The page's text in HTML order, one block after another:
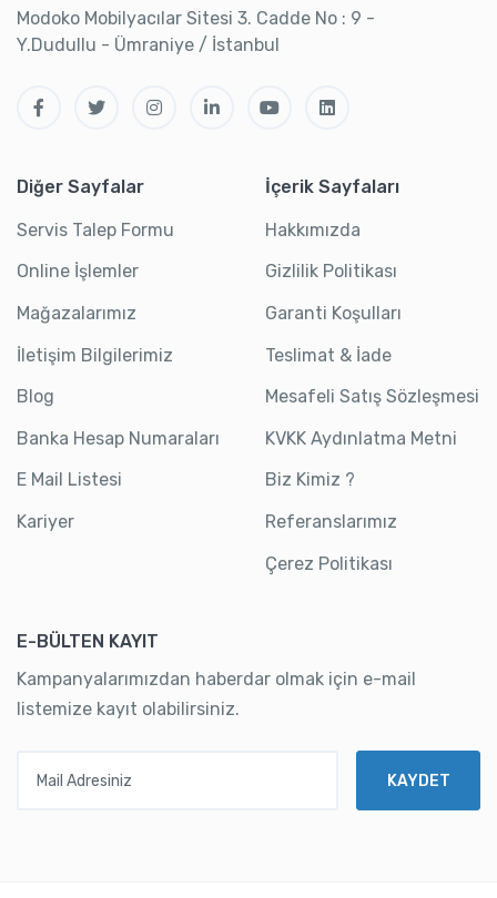
Modoko Mobilyacılar Sitesi 3. Cadde No : 9 -
Y.Dudullu - Ümraniye / İstanbul
Diğer Sayfalar
Servis Talep Formu
Online İşlemler
Mağazalarımız
İletişim Bilgilerimiz
Blog
Banka Hesap Numaraları
E Mail Listesi
Kariyer
İçerik Sayfaları
Hakkımızda
Gizlilik Politikası
Garanti Koşulları
Teslimat & İade
Mesafeli Satış Sözleşmesi
KVKK Aydınlatma Metni
Biz Kimiz ?
Referanslarımız
Çerez Politikası
E-BÜLTEN KAYIT
Kampanyalarımızdan haberdar olmak için e-mail
listemize kayıt olabilirsiniz.
KAYDET